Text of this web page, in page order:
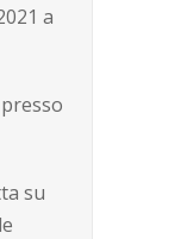
a
su